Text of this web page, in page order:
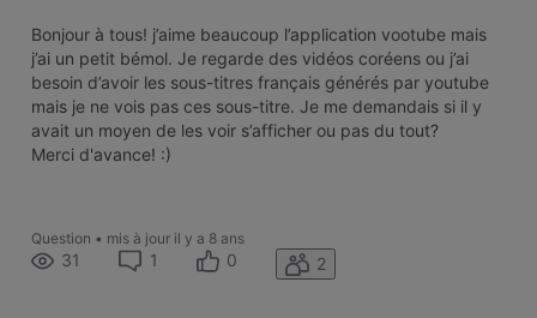
Bonjour à tous! j’aime beaucoup l’application vootube mais
j’ai un petit bémol. Je regarde des vidéos coréens ou j’ai
besoin d’avoir les sous-titres français générés par youtube
mais je ne vois pas ces sous-titre. Je me demandais si il y
avait un moyen de les voir s’afficher ou pas du tout?
Merci d'avance! :)
Question • mis à jour il y a 8 ans
31 1 0 2